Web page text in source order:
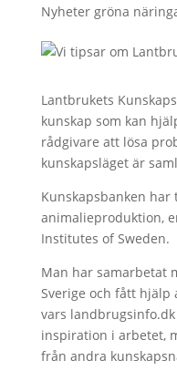
Nyheter gröna
Lantbrukets
kunskap som kan
rådgivare att lösa
kunskapsläget är
Kunskapsbanken har
animalieproduktion,
Institutes of Sweden.
Man har samarbetat
Sverige och fått hjälp
vars
inspiration i arbetet,
från andra